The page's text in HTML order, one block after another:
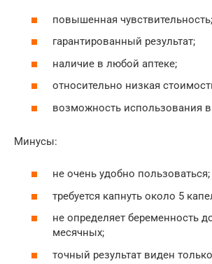
повышенная чувствительность;
гарантированный результат;
наличие в любой аптеке;
относительно низкая
возможность использования
Минусы:
не очень удобно пользоваться;
требуется капнуть около 5
не определяет беременность
месячных;
точный результат виден